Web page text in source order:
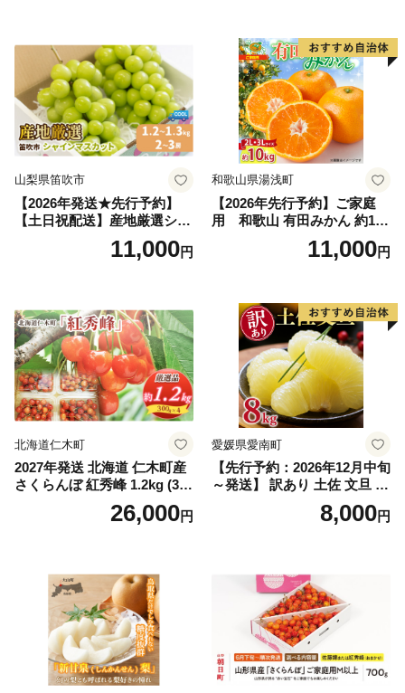
果肉 長野県産 小諸市
山梨県笛吹市
【2026年発送★先行予約】
【土日祝配送】産地厳選シャ
インマスカット1.2kg～1.3kg
（2房～3房）※沖縄・離島配
笛吹市 山梨県 フルーツ 果物
ぶどう 葡萄 大粒 シャインマ
スカット おすすめ シャイン
マスカット 贈答 ギフト 産地
笛吹市 シャインマスカット
笛吹 葡萄 国産 ぶどう 人気
国産 1.2kg 先行｜
11,000円
和歌山県湯浅町
【2026年先行予約】ご家庭
用 和歌山 有田みかん 約10k
g (2L、3Lサイズ)【湯浅町】
11,000円
北海道仁木町
2027年発送 北海道 仁木町産
さくらんぼ 紅秀峰 1.2kg (300
g×4パック) Lサイズ以上 旬
桜桃 産地直送 サクランボ チ
26,000円
愛媛県愛南町
【先行予約：2026年12月中旬
～発送】 訳あり 土佐 文旦 8k
g (Mサイズ以上サイズミック
ス) 8000円 わけあり ぶんた
産 農家直送 期間限定 特産品
サイズミックス くらもとフ
ァーム 愛南町 愛媛県
8,000円